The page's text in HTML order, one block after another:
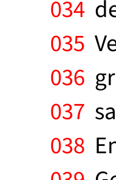
034
035
036
037
038